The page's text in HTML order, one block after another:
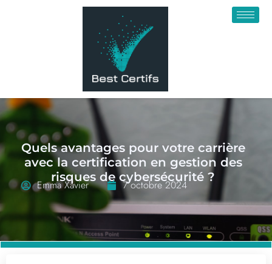
Quels avantages pour votre carrière
avec la certification en gestion des
risques de cybersécurité ?
Emma Xavier 7 octobre 2024